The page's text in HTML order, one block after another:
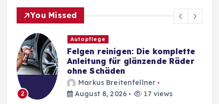
You Missed
2
Autopflege
Felgen reinigen: Die komplette
Anleitung für glänzende Räder
ohne Schäden
Markus Breitenfellner
August 8, 2026
17 views